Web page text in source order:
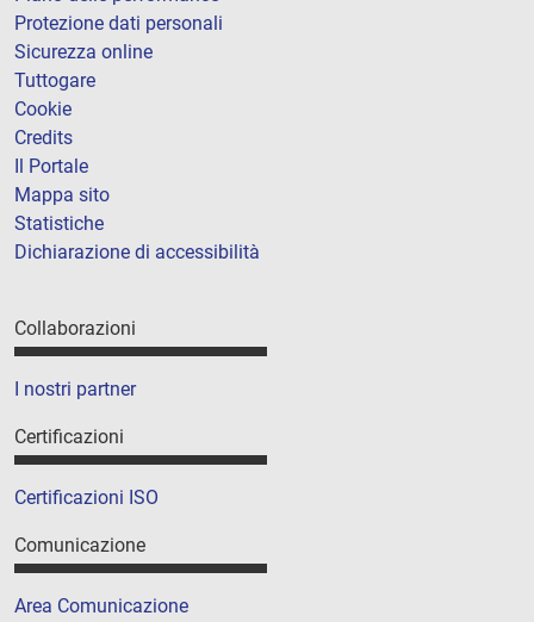
Protezione dati personali
Sicurezza online
Tuttogare
Cookie
Credits
Il Portale
Mappa sito
Statistiche
Dichiarazione di accessibilità
Collaborazioni
I nostri partner
Certificazioni
Certificazioni ISO
Comunicazione
Area Comunicazione